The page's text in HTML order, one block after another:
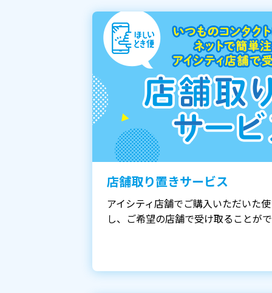
店舗取り置きサービス
アイシティ店舗でご購入いただいた
し、ご希望の店舗で受け取ることが